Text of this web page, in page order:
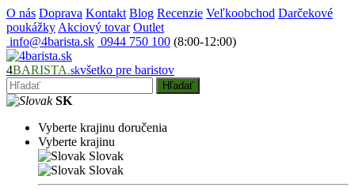
O nás Doprava Kontakt Blog Recenzie Veľkoobchod Darčekové
poukážky Akciový tovar Outlet
info@4barista.sk 0944 750 100 (8:00-12:00)
4BARISTA .skvšetko pre baristov
Hľadať
SK
Vyberte krajinu doručenia
Vyberte krajinu
Slovak
Slovak